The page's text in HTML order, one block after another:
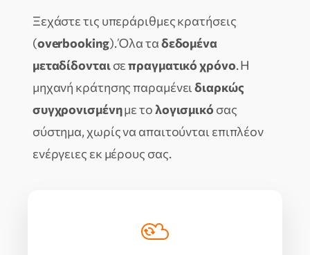
Ξεχάστε τις υπεράριθμες κρατήσεις
(overbooking). Όλα ταδεδομένα
μεταδίδονταισεπραγματικό χρόνο. Η
μηχανή κράτησης παραμένειδιαρκώς
συγχρονισμένημε το λογισμικό σας
σύστημα, χωρίς να απαιτούνται επιπλέον
ενέργειες εκ μέρους σας.